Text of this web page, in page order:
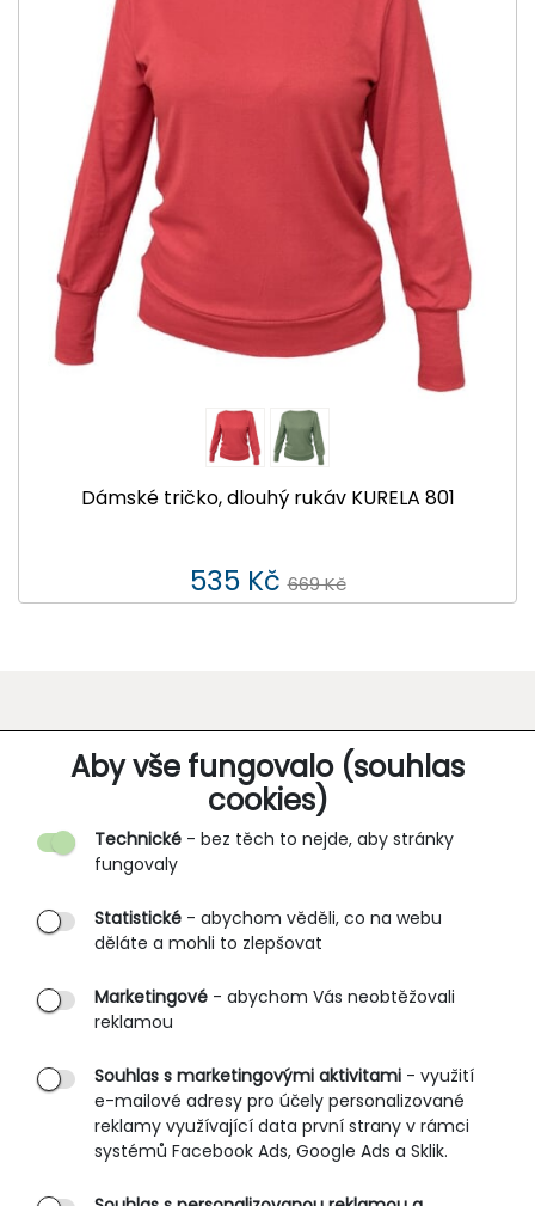
Aby vše fungovalo (souhlas
cookies)
Technické - bez těch to nejde, aby stránky
fungovaly
Statistické - abychom věděli, co na webu
děláte a mohli to zlepšovat
Marketingové - abychom Vás neobtěžovali
reklamou
Souhlas s marketingovými aktivitami - využití
e-mailové adresy pro účely personalizované
reklamy využívající data první strany v rámci
systémů Facebook Ads, Google Ads a Sklik.
Dámské tričko, dlouhý rukáv KURELA 801
535 Kč 669 Kč
O SPOLEČNOSTI
O nás
Partnerské prodejny
B2B vstup
PRŮVODCE NAKUPOVÁNÍM
Obchodní podmínky
Rozměrové tabulky
Způsoby doručení
Ochrana osobních údajů